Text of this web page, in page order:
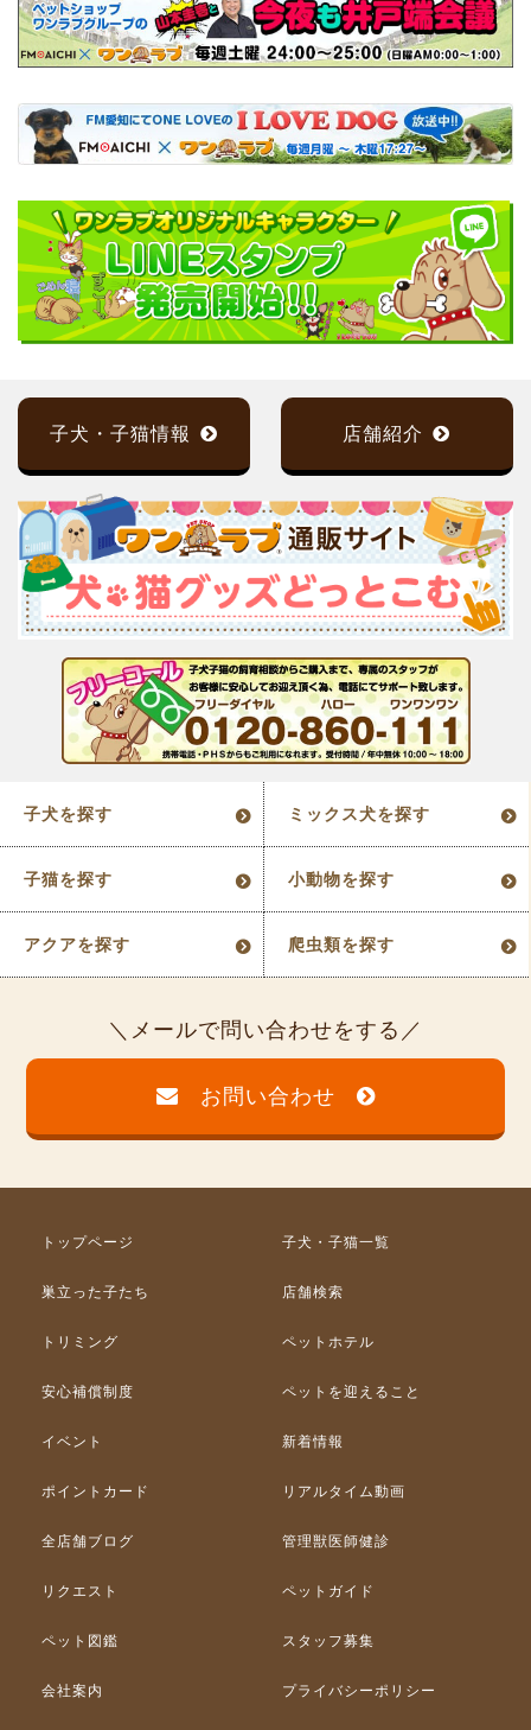
子犬・子猫情報 店舗紹介
子犬を探す ミックス犬を探す
子猫を探す 小動物を探す
アクアを探す 爬虫類を探す
メールで問い合わせをする
お問い合わせ
トップページ 子犬・子猫一覧
巣立った子たち 店舗検索
トリミング ペットホテル
安心補償制度 ペットを迎えること
イベント 新着情報
ポイントカード リアルタイム動画
全店舗ブログ 管理獣医師健診
リクエスト ペットガイド
ペット図鑑 スタッフ募集
会社案内 プライバシーポリシー